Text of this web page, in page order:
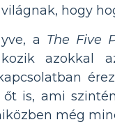
hogy
a The Five
azokkal
is, ami
még